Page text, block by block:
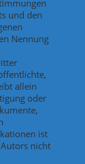
und den
Nennung
allein
oder
ist
nicht